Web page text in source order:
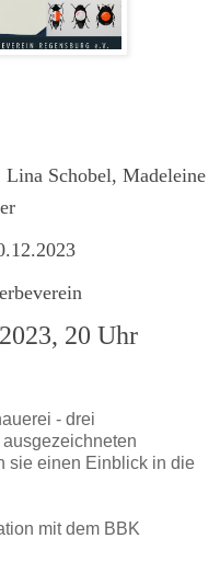
Lina Schobel, Madeleine
20 Uhr
- drei
sie einen Einblick in die
mit dem BBK